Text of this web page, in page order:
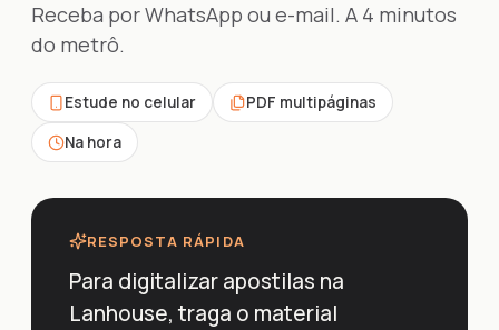
Receba por WhatsApp ou e-mail. A 4 minutos
do metrô.
Estude no celular
PDF multipáginas
Na hora
RESPOSTA RÁPIDA
Para digitalizar apostilas na
Lanhouse, traga o material